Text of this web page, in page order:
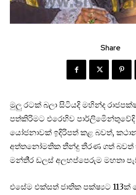
Share
මුලු රටක් බලා සිටියදි මහින්ද
පත්කිරිමට එරෙහිව පාර්ලිමෙින්තුවේදි
යෝජනාවක් ඉදිරිපත් කළ බවත්,
අත්තනෝමතික තීන්දු තීරණ ගත් බවත්
මන්ති‍්‍ර ඩලස් අලහප්පෙරුම මහතා
එසේම එක්සත් ජාතික පක්ෂ්‍යට 113ක්